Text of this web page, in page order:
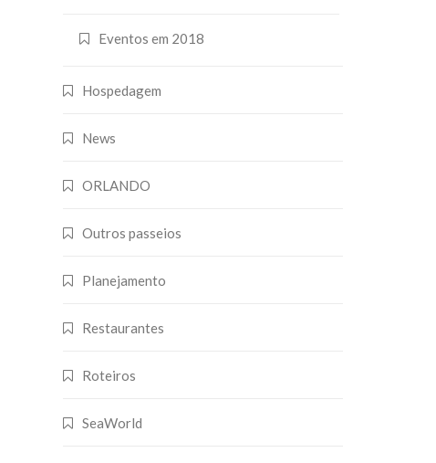
Eventos em 2018
Hospedagem
News
ORLANDO
Outros passeios
Planejamento
Restaurantes
Roteiros
SeaWorld